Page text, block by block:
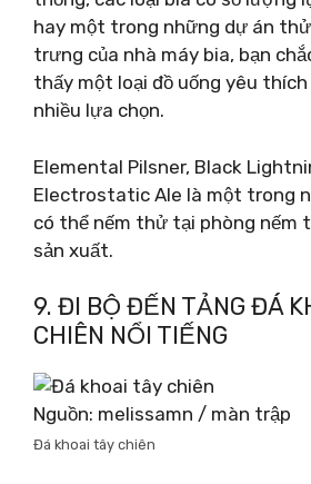
hay một trong những dự án
trưng của nhà máy bia, bạn
thấy một loại đồ uống yêu
nhiều lựa chọn.
Elemental Pilsner, Black
Electrostatic Ale là một trong
có thể nếm thử tại phòng nếm
sản xuất.
9. ĐI BỘ ĐẾN TẢNG ĐÁ
CHIÊN NỔI TIẾNG
Nguồn: melissamn / màn trập
Đá khoai tây chiên